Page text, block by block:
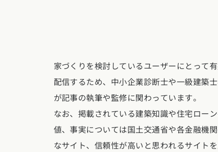
関西エリア
大阪府 兵庫県京
中国エリア
広島県岡山県鳥
設計した建
R+houseの
設備・性能
お金と住まい
周辺環境
間取りのヒ
北海道・東北エリ
北海道青森県岩
関東エリア
東京都神奈川県
家づくりを検討しているユーザーにとって
配信するため、中小企業診断士や一級建築
が記事の執筆や監修に関わっています。
なお、掲載されている建築知識や住宅ロー
値、事実については国土交通省や各金融機
なサイト、信頼性が高いと思われるサイト